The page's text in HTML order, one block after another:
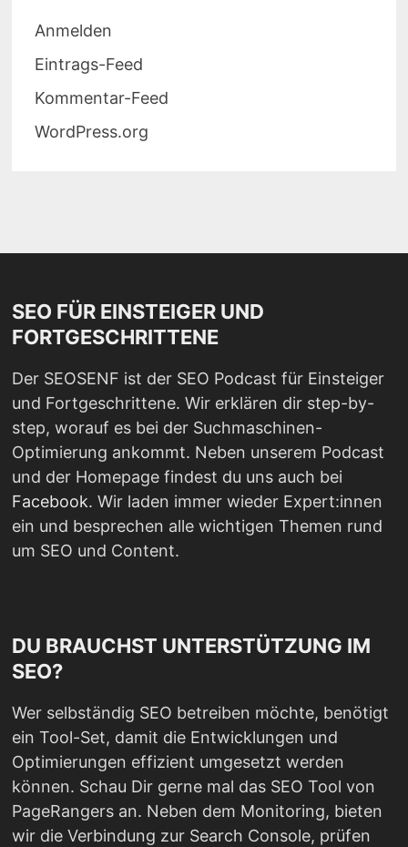
Anmelden
Eintrags-Feed
Kommentar-Feed
WordPress.org
SEO FÜR EINSTEIGER UND
FORTGESCHRITTENE
Der SEOSENF ist der SEO Podcast für Einsteiger
und Fortgeschrittene. Wir erklären dir step-by-
step, worauf es bei der Suchmaschinen-
Optimierung ankommt. Neben unserem Podcast
und der Homepage findest du uns auch bei
Facebook. Wir laden immer wieder Expert:innen
ein und besprechen alle wichtigen Themen rund
um SEO und Content.
DU BRAUCHST UNTERSTÜTZUNG IM
SEO?
Wer selbständig SEO betreiben möchte, benötigt
ein Tool-Set, damit die Entwicklungen und
Optimierungen effizient umgesetzt werden
können. Schau Dir gerne mal das SEO Tool von
PageRangers an. Neben dem Monitoring, bieten
wir die Verbindung zur Search Console, prüfen